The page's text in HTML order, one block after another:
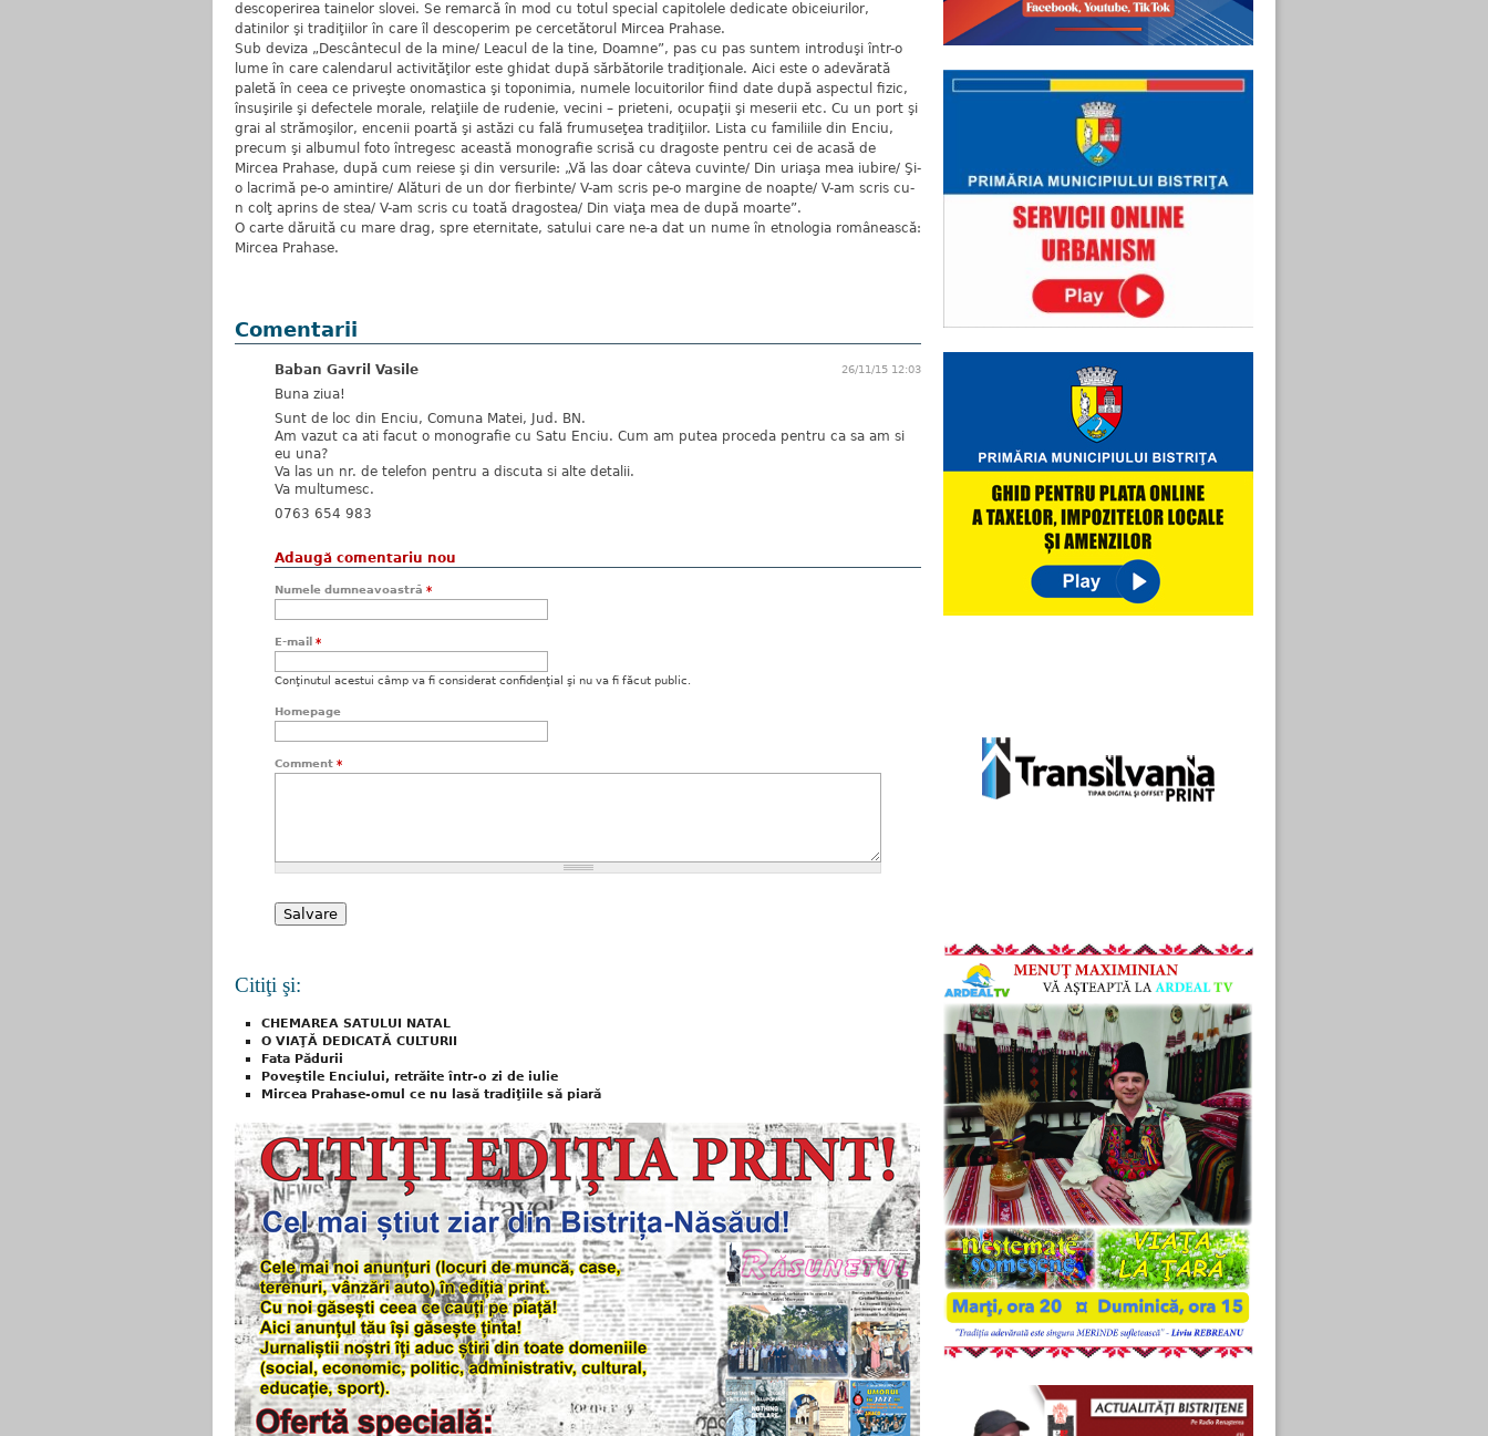
descoperirea tainelor slovei. Se remarcă în mod cu totul special capitolele dedicate obiceiurilor,
datinilor şi tradiţiilor în care îl descoperim pe cercetătorul Mircea Prahase.
Sub deviza „Descântecul de la mine/ Leacul de la tine, Doamne”, pas cu pas suntem introduşi într-o
lume în care calendarul activităţilor este ghidat după sărbătorile tradiţionale. Aici este o adevărată
paletă în ceea ce priveşte onomastica şi toponimia, numele locuitorilor fiind date după aspectul fizic,
însuşirile şi defectele morale, relaţiile de rudenie, vecini – prieteni, ocupaţii şi meserii etc. Cu un port şi
grai al strămoşilor, encenii poartă şi astăzi cu fală frumuseţea tradiţiilor. Lista cu familiile din Enciu,
precum şi albumul foto întregesc această monografie scrisă cu dragoste pentru cei de acasă de
Mircea Prahase, după cum reiese şi din versurile: „Vă las doar câteva cuvinte/ Din uriaşa mea iubire/ Şi-
o lacrimă pe-o amintire/ Alături de un dor fierbinte/ V-am scris pe-o margine de noapte/ V-am scris cu-
n colţ aprins de stea/ V-am scris cu toată dragostea/ Din viaţa mea de după moarte”.
O carte dăruită cu mare drag, spre eternitate, satului care ne-a dat un nume în etnologia românească:
Mircea Prahase.
Comentarii
26/11/15 12:03
Baban Gavril Vasile
Buna ziua!
Sunt de loc din Enciu, Comuna Matei, Jud. BN.
Am vazut ca ati facut o monografie cu Satu Enciu. Cum am putea proceda pentru ca sa am si
eu una?
Va las un nr. de telefon pentru a discuta si alte detalii.
Va multumesc.
0763 654 983
Adaugă comentariu nou
Numele dumneavoastră *
E-mail *
Conţinutul acestui câmp va fi considerat confidenţial şi nu va fi făcut public.
Homepage
Comment *
Citiţi şi:
CHEMAREA SATULUI NATAL
O VIAŢĂ DEDICATĂ CULTURII
Fata Pădurii
Poveştile Enciului, retrăite într-o zi de iulie
Mircea Prahase-omul ce nu lasă tradiţiile să piară